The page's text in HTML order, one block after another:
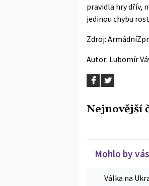
pravidla hry dřív,
jedinou chybu
Zdroj:
Autor: Lubomír
Nejnovější
Mohlo by
Válka na